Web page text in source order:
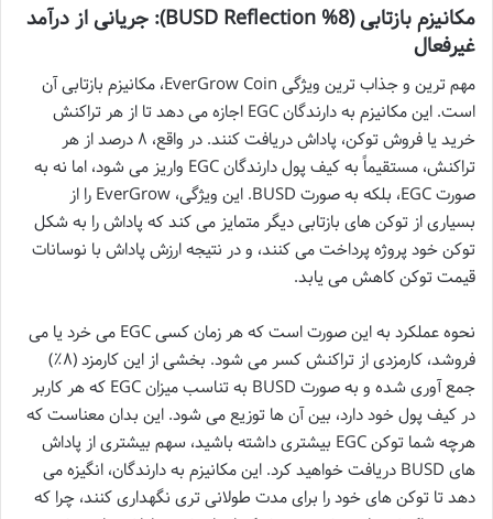
مکانیزم بازتابی (8% BUSD Reflection): جریانی از درآمد
غیرفعال
مهم ترین و جذاب ترین ویژگی EverGrow Coin، مکانیزم بازتابی آن
است. این مکانیزم به دارندگان EGC اجازه می دهد تا از هر تراکنش
خرید یا فروش توکن، پاداش دریافت کنند. در واقع، ۸ درصد از هر
تراکنش، مستقیماً به کیف پول دارندگان EGC واریز می شود، اما نه به
صورت EGC، بلکه به صورت BUSD. این ویژگی، EverGrow را از
بسیاری از توکن های بازتابی دیگر متمایز می کند که پاداش را به شکل
توکن خود پروژه پرداخت می کنند، و در نتیجه ارزش پاداش با نوسانات
قیمت توکن کاهش می یابد.
نحوه عملکرد به این صورت است که هر زمان کسی EGC می خرد یا می
فروشد، کارمزدی از تراکنش کسر می شود. بخشی از این کارمزد (۸٪)
جمع آوری شده و به صورت BUSD به تناسب میزان EGC که هر کاربر
در کیف پول خود دارد، بین آن ها توزیع می شود. این بدان معناست که
هرچه شما توکن EGC بیشتری داشته باشید، سهم بیشتری از پاداش
های BUSD دریافت خواهید کرد. این مکانیزم به دارندگان، انگیزه می
دهد تا توکن های خود را برای مدت طولانی تری نگهداری کنند، چرا که